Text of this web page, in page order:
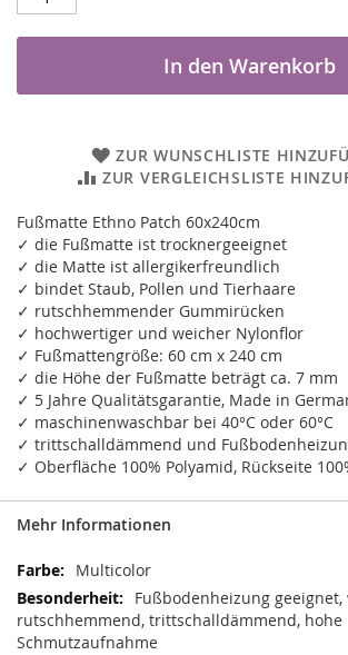
In den Warenkorb
ZUR WUNSCHLISTE
ZUR VERGLEICHSLISTE
Fußmatte Ethno Patch 60x240cm
✓ die Fußmatte ist trocknergeeignet
✓ die Matte ist allergikerfreundlich
✓ bindet Staub, Pollen und Tierhaare
✓ rutschhemmender Gummirücken
✓ hochwertiger und weicher Nylonflor
✓ Fußmattengröße: 60 cm x 240 cm
✓ die Höhe der Fußmatte beträgt ca. 7 mm
✓ 5 Jahre Qualitätsgarantie, Made in
✓ maschinenwaschbar bei 40°C oder 60°C
✓ trittschalldämmend und
✓ Oberfläche 100% Polyamid, Rückseite
Mehr Informationen
Mehr
Informationen
Multicolor
Fußbodenheizung geeignet,
rutschhemmend, trittschalldämmend, hohe
Schmutzaufnahme